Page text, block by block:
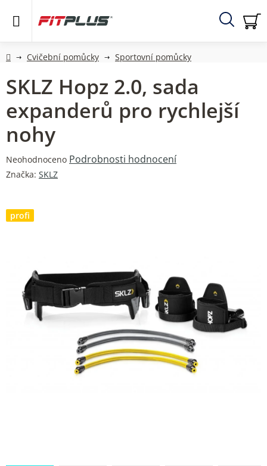
Hledat
DomůCvičební pomůcky Sportovní pomůcky
SKLZ Hopz 2.0, sada
expanderů pro rychlejší
nohy
Průměrné
hodnocení
0,0
z
Neohodnoceno Podrobnosti hodnocení
Značka: SKLZ
profi